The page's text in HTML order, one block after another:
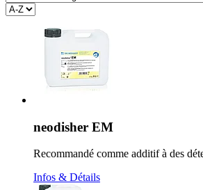
neodisher EM
Recommandé comme additif à des
Infos & Détails